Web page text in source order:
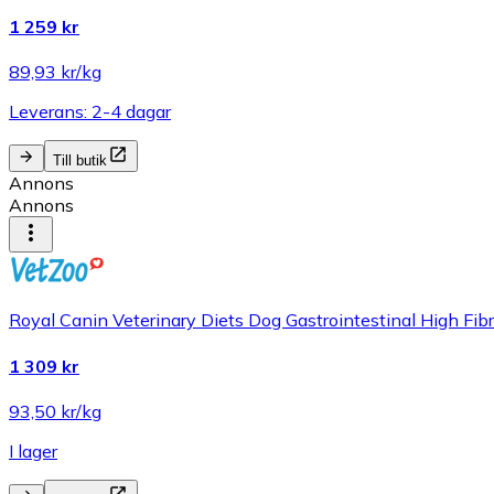
1 259 kr
89,93 kr/kg
Leverans: 2-4 dagar
Till butik
Annons
Annons
Royal Canin Veterinary Diets Dog Gastrointestinal High
1 309 kr
93,50 kr/kg
I lager